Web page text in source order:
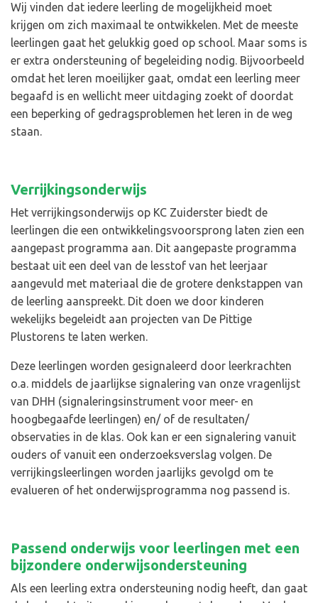
Wij vinden dat iedere leerling de mogelijkheid moet
krijgen om zich maximaal te ontwikkelen. Met de meeste
leerlingen gaat het gelukkig goed op school. Maar soms is
er extra ondersteuning of begeleiding nodig. Bijvoorbeeld
omdat het leren moeilijker gaat, omdat een leerling meer
begaafd is en wellicht meer uitdaging zoekt of doordat
een beperking of gedragsproblemen het leren in de weg
staan.
Verrijkingsonderwijs
Het verrijkingsonderwijs op KC Zuiderster biedt de
leerlingen die een ontwikkelingsvoorsprong laten zien een
aangepast programma aan. Dit aangepaste programma
bestaat uit een deel van de lesstof van het leerjaar
aangevuld met materiaal die de grotere denkstappen van
de leerling aanspreekt. Dit doen we door kinderen
wekelijks begeleidt aan projecten van De Pittige
Plustorens te laten werken.
Deze leerlingen worden gesignaleerd door leerkrachten
o.a. middels de jaarlijkse signalering van onze vragenlijst
van DHH (signaleringsinstrument voor meer- en
hoogbegaafde leerlingen) en/ of de resultaten/
observaties in de klas. Ook kan er een signalering vanuit
ouders of vanuit een onderzoeksverslag volgen. De
verrijkingsleerlingen worden jaarlijks gevolgd om te
evalueren of het onderwijsprogramma nog passend is.
Passend onderwijs voor leerlingen met een
bijzondere onderwijsondersteuning
Als een leerling extra ondersteuning nodig heeft, dan gaat